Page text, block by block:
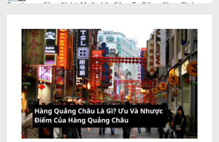
Freelancer Công Nghệ Muốn Lên Công Ty Riêng: Chọn Dịch
Vụ Thành Lập Trọn Gói Giá Rẻ Thế Nào?
Quà cá nhân hóa: vì sao món làm riêng luôn ghi điểm
AI trong doanh nghiệp: Phân biệt RPA, workflow và AI agent
Ứng dụng AI trong doanh nghiệp để cắt giảm chi phí vận hành
Ứng dụng AI cho chăm sóc khách hàng giúp web phản hồi
24/7